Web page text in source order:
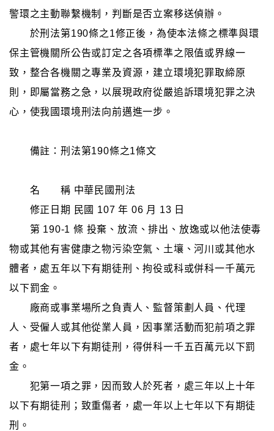
警環之主動聯繫機制，判斷是否立案移送偵辦。
於刑法第190條之1修正後，為使本法條之標準與環
保主管機關所公告或訂定之各項標準之限值或界線一
致，整合各機關之專業及資源，建立環境犯罪取締原
則，即屬當務之急，以展現政府從嚴追訴環境犯罪之決
心，使我國環境刑法向前邁進一步。
備註：刑法第190條之1條文
名 稱 中華民國刑法
修正日期 民國 107 年 06 月 13 日
第 190-1 條 投棄、放流、排出、放逸或以他法使毒
物或其他有害健康之物污染空氣、土壤、河川或其他水
體者，處五年以下有期徒刑、拘役或科或併科一千萬元
以下罰金。
廠商或事業場所之負責人、監督策劃人員、代理
人、受僱人或其他從業人員，因事業活動而犯前項之罪
者，處七年以下有期徒刑，得併科一千五百萬元以下罰
金。
犯第一項之罪，因而致人於死者，處三年以上十年
以下有期徒刑；致重傷者，處一年以上七年以下有期徒
刑。